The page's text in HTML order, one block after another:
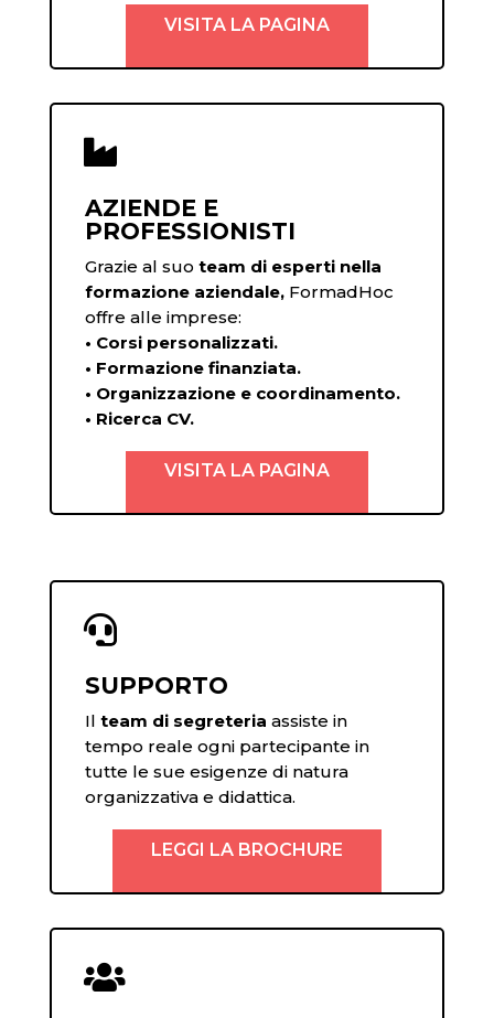
VISITA LA PAGINA

AZIENDE E
PROFESSIONISTI
Grazie al suo team di esperti nella
formazione aziendale,FormadHoc
offre alle imprese:
• Corsi personalizzati.
• Formazione finanziata.
• Organizzazione e coordinamento.
• Ricerca CV.
VISITA LA PAGINA

SUPPORTO
Il team di segreteria assiste in
tempo reale ogni partecipante in
tutte le sue esigenze di natura
organizzativa e didattica.
LEGGI LA BROCHURE
